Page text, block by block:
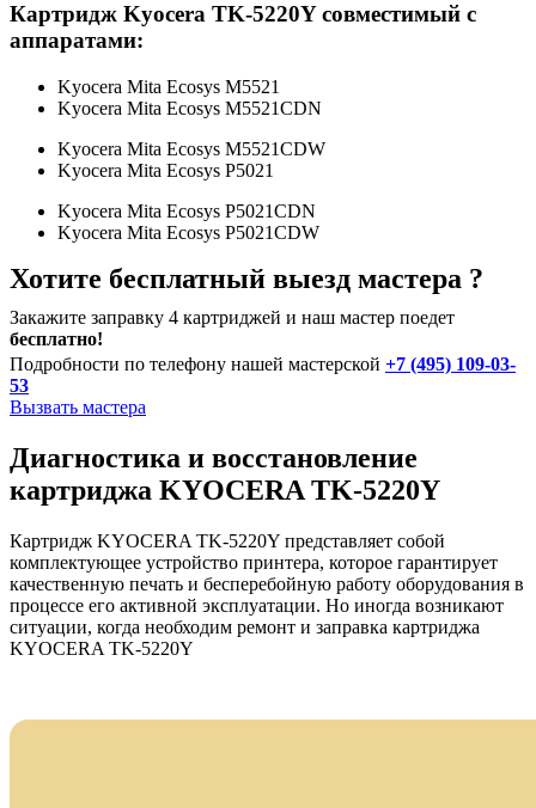
Картридж Kyocera TK-5220Y совместимый с
аппаратами:
Kyocera Mita Ecosys M5521
Kyocera Mita Ecosys M5521CDN
Kyocera Mita Ecosys M5521CDW
Kyocera Mita Ecosys P5021
Kyocera Mita Ecosys P5021CDN
Kyocera Mita Ecosys P5021CDW
Хотите бесплатный выезд мастера ?
Закажите заправку 4 картриджей и наш мастер поедет
бесплатно!
Подробности по телефону нашей мастерской +7 (495) 109-03-
53
Вызвать мастера
Диагностика и восстановление
картриджа KYOCERA TK-5220Y
Картридж KYOCERA TK-5220Y представляет собой
комплектующее устройство принтера, которое гарантирует
качественную печать и бесперебойную работу оборудования в
процессе его активной эксплуатации. Но иногда возникают
ситуации, когда необходим ремонт и заправка картриджа
KYOCERA TK-5220Y